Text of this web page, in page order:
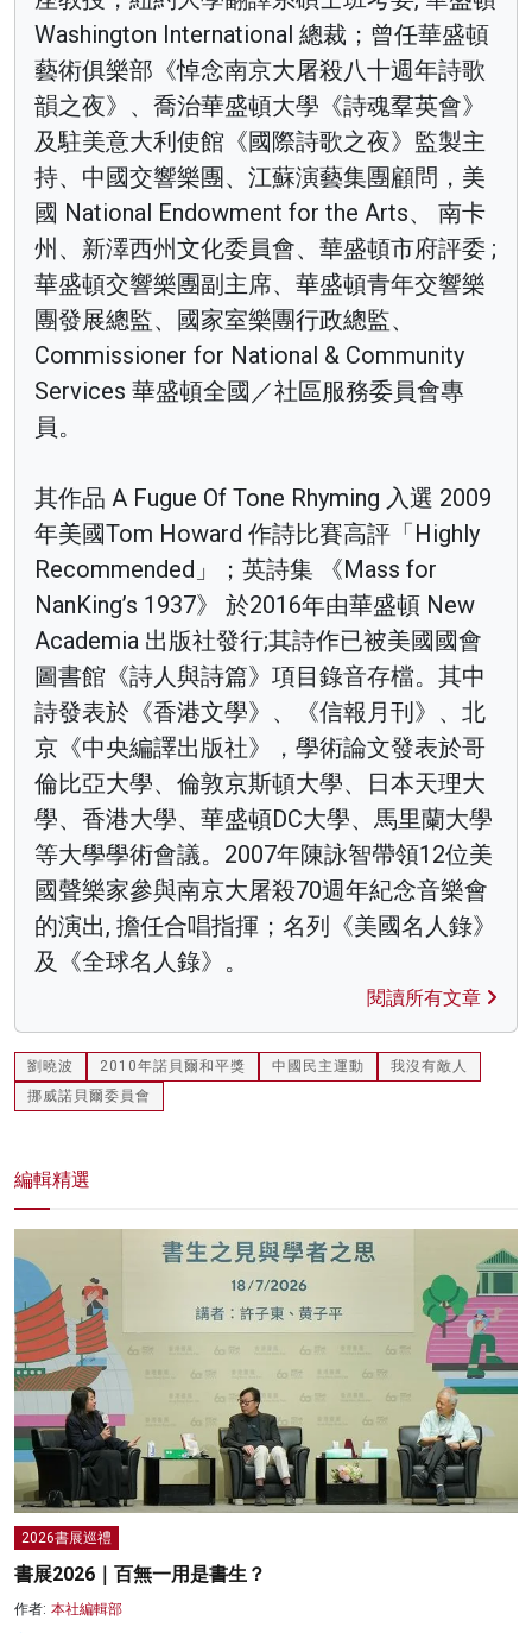
Washington International 總裁；曾任華盛頓
藝術俱樂部《悼念南京大屠殺八十週年詩歌
韻之夜》、喬治華盛頓大學《詩魂羣英會》
及駐美意大利使館《國際詩歌之夜》監製主
持、中國交響樂團、江蘇演藝集團顧問，美
國 National Endowment for the Arts、 南卡
州、新澤西州文化委員會、華盛頓市府評委 ;
華盛頓交響樂團副主席、華盛頓青年交響樂
團發展總監、國家室樂團行政總監、
Commissioner for National & Community
Services 華盛頓全國／社區服務委員會專
員。
其作品 A Fugue Of Tone Rhyming 入選 2009
年美國Tom Howard 作詩比賽高評「Highly
Recommended」；英詩集 《Mass for
NanKing’s 1937》 於2016年由華盛頓 New
Academia 出版社發行;其詩作已被美國國會
圖書館《詩人與詩篇》項目錄音存檔。其中
詩發表於《香港文學》、《信報月刊》、北
京《中央編譯出版社》，學術論文發表於哥
倫比亞大學、倫敦京斯頓大學、日本天理大
學、香港大學、華盛頓DC大學、馬里蘭大學
等大學學術會議。2007年陳詠智帶領12位美
國聲樂家參與南京大屠殺70週年紀念音樂會
的演出, 擔任合唱指揮；名列《美國名人錄》
及《全球名人錄》。
閱讀所有文章
劉曉波 2010年諾貝爾和平獎 中國民主運動
我沒有敵人
挪威諾貝爾委員會
編輯精選
2026書展巡禮
書展2026｜百無一用是書生？
作者: 本社編輯部